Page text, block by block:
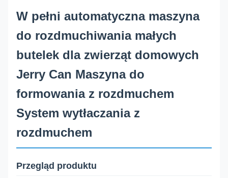
W pełni automatyczna maszyna
do rozdmuchiwania małych
butelek dla zwierząt domowych
Jerry Can Maszyna do
formowania z rozdmuchem
System wytłaczania z
rozdmuchem
Przegląd produktu